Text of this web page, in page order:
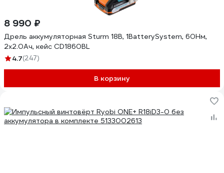
8 990 ₽
Дрель аккумуляторная Sturm 18В, 1BatterySystem, 60Нм,
2x2.0Ач, кейс CD1860BL
4.7(247)
В корзину